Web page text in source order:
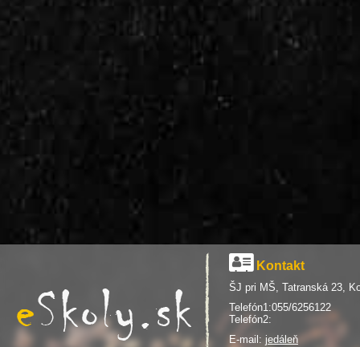
Kontakt
ŠJ pri MŠ, Tatranská 23,
Telefón1:055/6256122
Telefón2:
E-mail: jedáleň